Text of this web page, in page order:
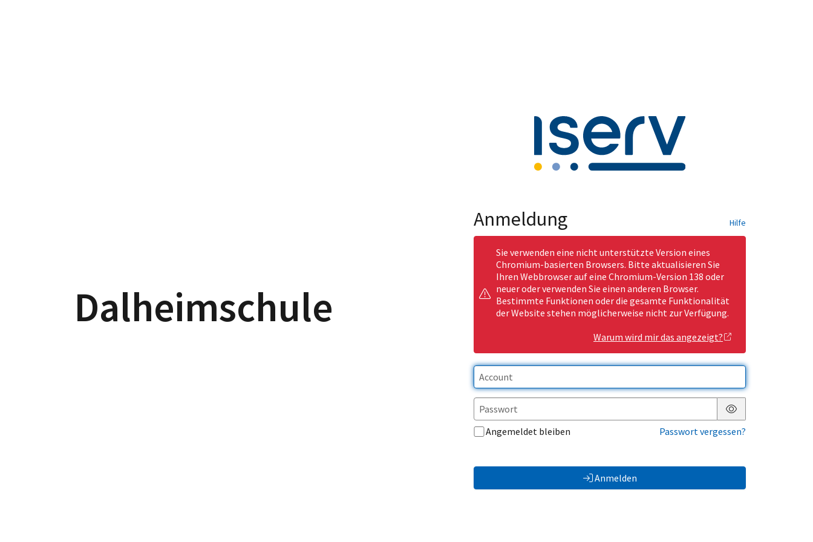
Dalheimschule
Anmeldung Hilfe
Sie verwenden eine nicht unterstützte Version eines
Chromium-basierten Browsers. Bitte aktualisieren Sie
Ihren Webbrowser auf eine Chromium-Version 138 oder
neuer oder verwenden Sie einen anderen Browser.
Bestimmte Funktionen oder die gesamte Funktionalität
der Website stehen möglicherweise nicht zur Verfügung.
Warum wird mir das angezeigt?
Passwort anzeigen
Angemeldet bleiben
Passwort vergessen?
Anmelden